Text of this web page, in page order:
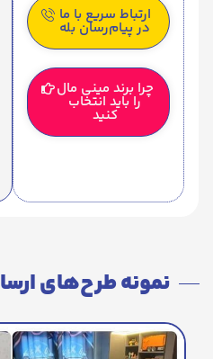
ارتباط سریع با ما
در پیام‌رسان بله
چرا برند مینی مال
را باید انتخاب
کنید
نمونه طرح‌های